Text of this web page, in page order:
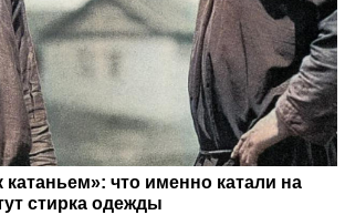
что именно катали на
стирка одежды